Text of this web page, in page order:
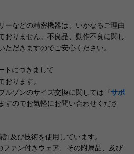
ーなどの精密機器は、いかなるご理由
おりません。不良品、動作不良に関し
ただきますのでご安心ください。
トにつきまして
ります。
ルゾンのサイズ交換に関しては『サポ
すのでお気軽にお問い合わせくださ
及び技術を使用しています。
ファン付きウェア、その附属品、及び